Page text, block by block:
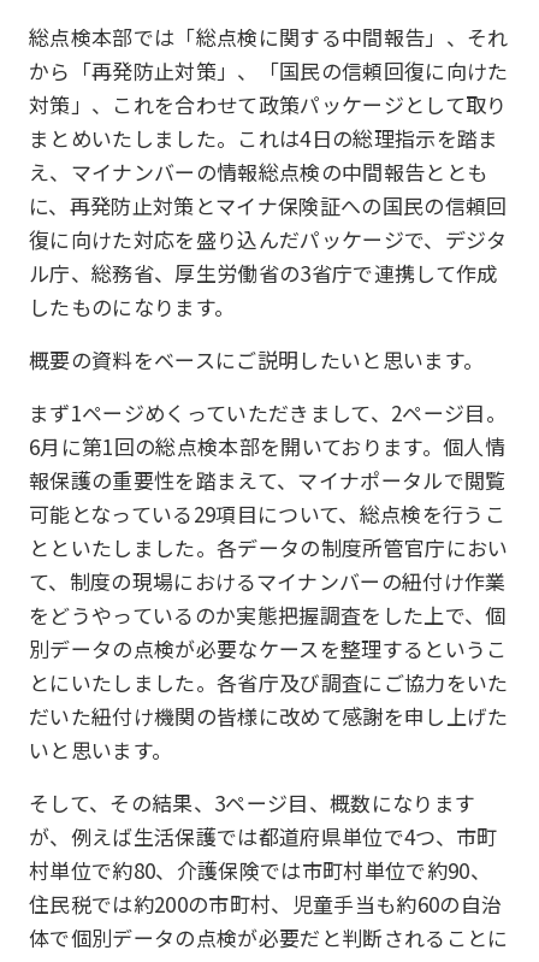
総点検本部では「総点検に関する中間報告」、それ
から「再発防止対策」、「国民の信頼回復に向けた
対策」、これを合わせて政策パッケージとして取り
まとめいたしました。これは4日の総理指示を踏ま
え、マイナンバーの情報総点検の中間報告ととも
に、再発防止対策とマイナ保険証への国民の信頼回
復に向けた対応を盛り込んだパッケージで、デジタ
ル庁、総務省、厚生労働省の3省庁で連携して作成
したものになります。
概要の資料をベースにご説明したいと思います。
まず1ページめくっていただきまして、2ページ目。
6月に第1回の総点検本部を開いております。個人情
報保護の重要性を踏まえて、マイナポータルで閲覧
可能となっている29項目について、総点検を行うこ
とといたしました。各データの制度所管官庁におい
て、制度の現場におけるマイナンバーの紐付け作業
をどうやっているのか実態把握調査をした上で、個
別データの点検が必要なケースを整理するというこ
とにいたしました。各省庁及び調査にご協力をいた
だいた紐付け機関の皆様に改めて感謝を申し上げた
いと思います。
そして、その結果、3ページ目、概数になります
が、例えば生活保護では都道府県単位で4つ、市町
村単位で約80、介護保険では市町村単位で約90、
住民税では約200の市町村、児童手当も約60の自治
体で個別データの点検が必要だと判断されることに